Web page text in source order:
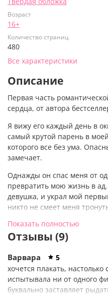
Возраст
16+
Количество страниц
480
Все характеристики
Описание
Первая часть
сердца, от автора
Я вижу его каждый день в
самый крутой парень в
которого все без ума.
замечает.
Однажды он спас меня от
превратить мою жизнь в
девушка, и украл мой
никто не смеет меня
скажет. Я терпеть его не
если хочу закончить школу
Чье сердце будет разбито?
В истории «Твое сердце
любят молодые читатели:
противостояние
Показать полностью
Отзывы (9)
Варвара
5
хочется плакать,
испытывала ни от одного
буквально заставляет